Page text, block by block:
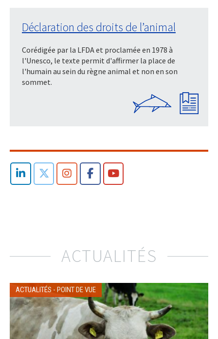
Déclaration des droits de l’animal
Corédigée par la LFDA et proclamée en 1978 à
l'Unesco, le texte permit d'affirmer la place de
l'humain au sein du règne animal et non en son
sommet.
ACTUALITÉS
ACTUALITÉS - POINT DE VUE